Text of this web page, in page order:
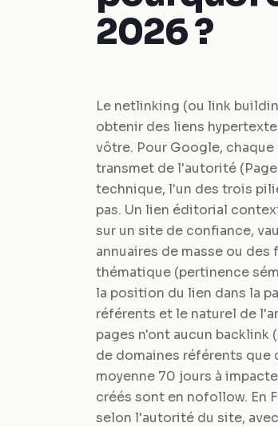
2026 ?
Le netlinking (ou link
obtenir des liens
vôtre. Pour Google,
transmet de l'autorité
technique, l'un des trois
pas. Un lien éditorial
sur un site de confiance,
annuaires de masse ou
thématique (pertinence
la position du lien dans la
référents et le naturel de
pages n'ont aucun backlink
de domaines référents que
moyenne 70 jours à
créés sont en nofollow. En
selon l'autorité du site,